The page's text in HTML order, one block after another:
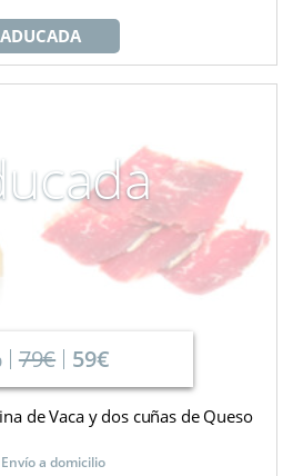
79€ 59€
de Vaca y dos cuñas de Queso
a domicilio